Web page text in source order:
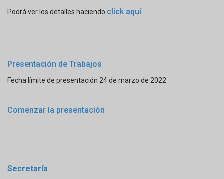
Podrá ver los detalles haciendo click aquí
Presentación de Trabajos
Fecha límite de presentación 24 de marzo de 2022
Comenzar la presentación
Secretaría